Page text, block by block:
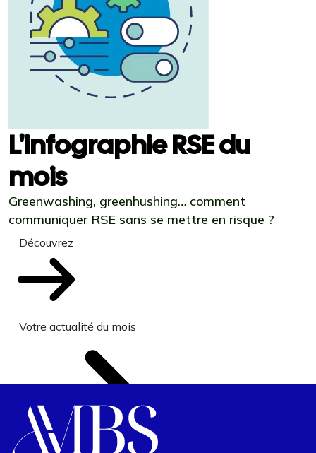
L'infographie RSE du
mois
Greenwashing, greenhushing… comment
communiquer RSE sans se mettre en risque ?
Découvrez
Votre actualité du mois